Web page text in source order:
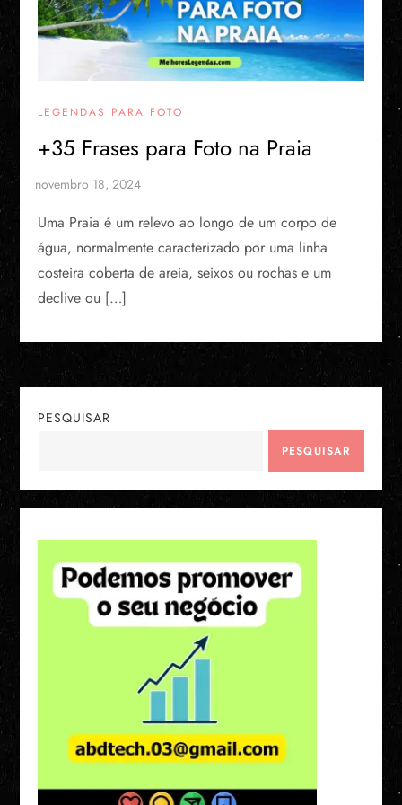
LEGENDAS PARA FOTO
+35 Frases para Foto na Praia
Uma Praia é um relevo ao longo de um corpo de
água, normalmente caracterizado por uma linha
costeira coberta de areia, seixos ou rochas e um
declive ou […]
PESQUISAR
PESQUISAR